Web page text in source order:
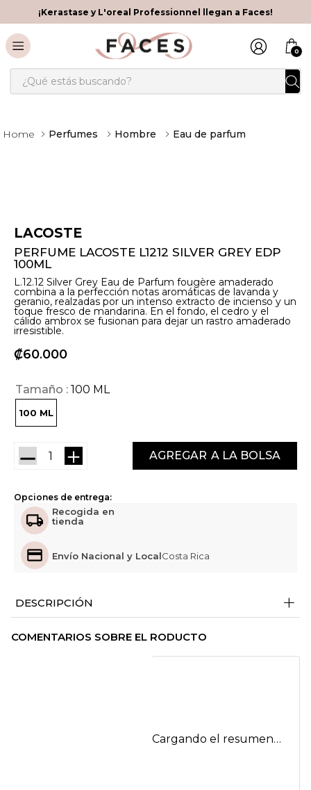
¡Kerastase y L'oreal Professionnel llegan a Faces!
0
¿Qué estás buscando?
Perfumes Hombre Eau de parfum
LACOSTE
PERFUME LACOSTE L1212 SILVER GREY EDP
100ML
L.12.12 Silver Grey Eau de Parfum fougère amaderado
combina a la perfección notas aromáticas de lavanda y
geranio, realzadas por un intenso extracto de incienso y un
toque fresco de mandarina. En el fondo, el cedro y el
cálido ambrox se fusionan para dejar un rastro amaderado
irresistible.
₡60 000
Tamaño 100 ML
100 ML
＋
－ AGREGAR
Opciones de entrega:
Recogida en
tienda
Envío Nacional y LocalCosta Rica
DESCRIPCIÓN +
COMENTARIOS SOBRE EL RODUCTO
Cargando el resumen…